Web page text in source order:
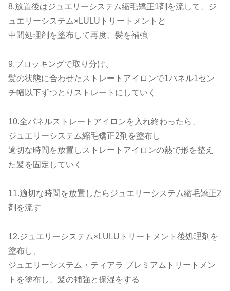
8.放置後はジュエリーシステム縮毛矯正1剤を流して、ジ
ュエリーシステム×LULUトリートメントと
中間処理剤を塗布して再度、髪を補強
9.ブロッキングで取り分け、
髪の状態に合わせたストレートアイロンで1パネル1セン
チ幅以下ずつとりストレートにしていく
10.全パネルストレートアイロンを入れ終わったら、
ジュエリーシステム縮毛矯正2剤を塗布し
適切な時間を放置しストレートアイロンの熱で形を整え
た髪を固定していく
11.適切な時間を放置したらジュエリーシステム縮毛矯正2
剤を流す
12.ジュエリーシステム×LULUトリートメント後処理剤を
塗布し、
ジュエリーシステム・ティアラ プレミアムトリートメン
トを塗布し、髪の補強と保湿をする